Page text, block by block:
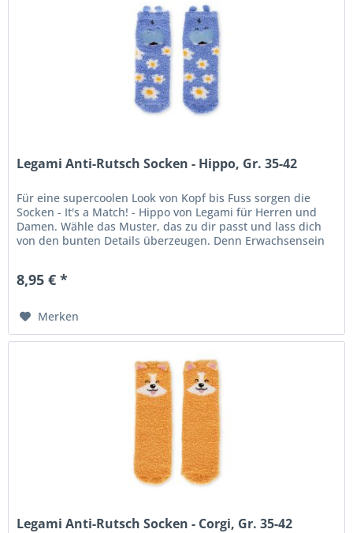
Legami Anti-Rutsch Socken - Hippo, Gr. 35-42
Für eine supercoolen Look von Kopf bis Fuss sorgen die
Socken - It's a Match! - Hippo von Legami für Herren und
Damen. Wähle das Muster, das zu dir passt und lass dich
von den bunten Details überzeugen. Denn Erwachsensein
8,95 € *
Merken
Legami Anti-Rutsch Socken - Corgi, Gr. 35-42